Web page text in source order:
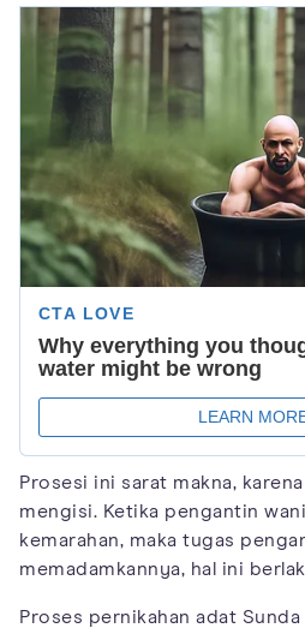
Prosesi ini sarat makna,
mengisi. Ketika pengantin
kemarahan, maka tugas
memadamkannya, hal ini
Proses pernikahan adat